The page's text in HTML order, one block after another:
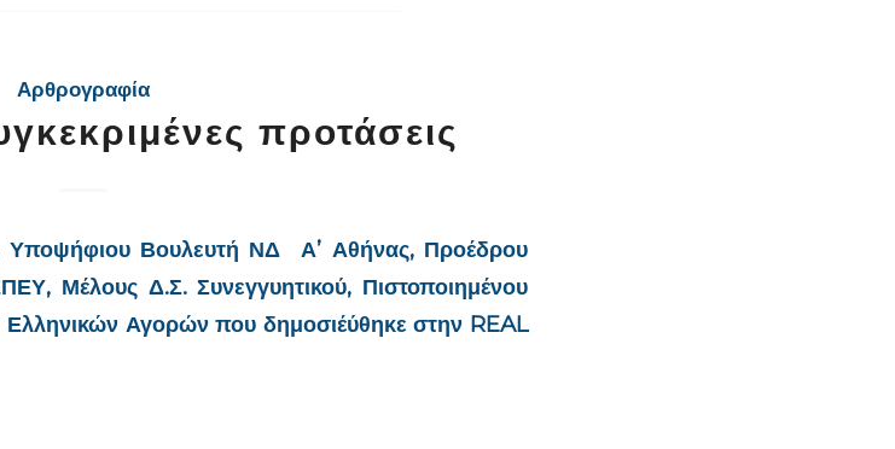
Αρθρογραφία
προτάσεις
Υποψήφιου Βουλευτή ΝΔ Α’ Αθήνας, Προέδρου
Μέλους Δ.Σ. Συνεγγυητικού, Πιστοποιημένου
Αγορών που δημοσιέύθηκε στην REAL